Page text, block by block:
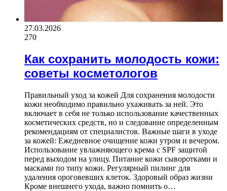
27.03.2026
270
Как сохранить молодость кожи:
советы косметологов
Правильный уход за кожей Для сохранения молодости
кожи необходимо правильно ухаживать за ней. Это
включает в себя не только использование качественных
косметических средств, но и следование определенным
рекомендациям от специалистов. Важные шаги в уходе
за кожей: Ежедневное очищение кожи утром и вечером.
Использование увлажняющего крема с SPF защитой
перед выходом на улицу. Питание кожи сыворотками и
масками по типу кожи. Регулярный пилинг для
удаления ороговевших клеток. Здоровый образ жизни
Кроме внешнего ухода, важно помнить о…